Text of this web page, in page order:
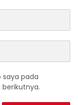
saya pada